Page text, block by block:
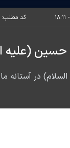
کد مطلب:
(علیه
در